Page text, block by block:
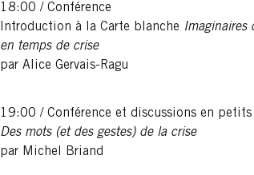
18:00 / Conférence
Introduction à la Carte blanche Imaginaires
en temps de crise
par Alice Gervais-Ragu
19:00 / Conférence et discussions en petits
Des mots (et des gestes) de la crise
par Michel Briand